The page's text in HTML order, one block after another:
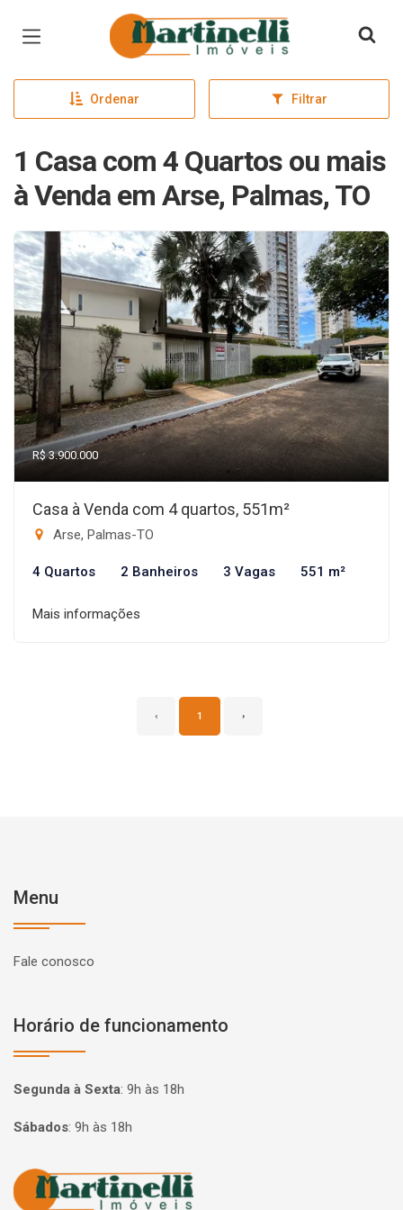
Página inicial
Ordenar Filtrar
1 Casa com 4 Quartos ou mais
à Venda em Arse, Palmas, TO
R$ 3.900.000
Casa à Venda com 4 quartos, 551m²
Arse, Palmas-TO
4 Quartos 2 Banheiros 3 Vagas 551 m²
Mais informações
‹ 1 ›
Menu
Fale conosco
Horário de funcionamento
Segunda à Sexta: 9h às 18h
Sábados: 9h às 18h
Página inicial